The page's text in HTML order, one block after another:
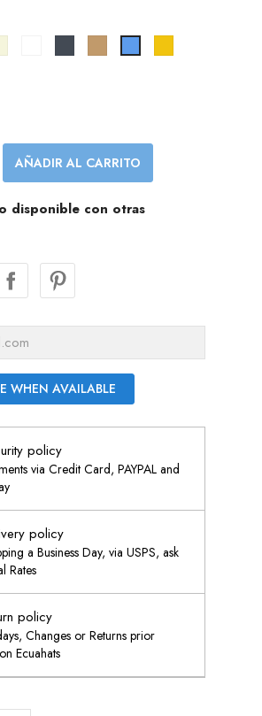
AÑADIR AL CARRITO
disponible con otras
WHEN AVAILABLE
policy
via Credit Card, PAYPAL and
policy
a Business Day, via USPS, ask
Rates
policy
Changes or Returns prior
Ecuahats